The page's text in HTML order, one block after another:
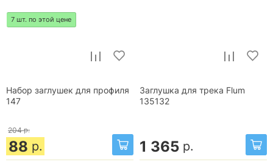
7 шт. по этой цене
Набор заглушек для профиля
147
204 р.
88 р.
Заглушка для трека Flum
135132
1 365 р.